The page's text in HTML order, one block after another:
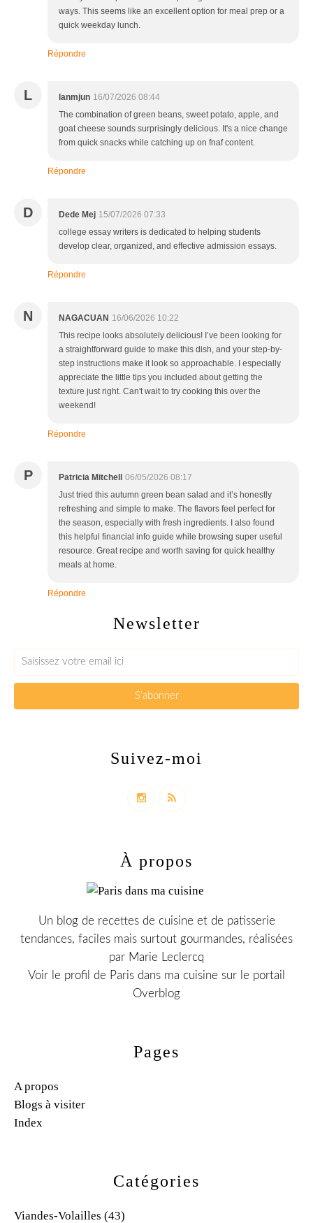
ways. This seems like an excellent option for meal prep or a
quick weekday lunch.
Répondre
L lanmjun 16/07/2026 08:44
The combination of green beans, sweet potato, apple, and
goat cheese sounds surprisingly delicious. It's a nice change
from quick snacks while catching up on fnaf content.
Répondre
D Dede Mej 15/07/2026 07:33
college essay writers is dedicated to helping students
develop clear, organized, and effective admission essays.
Répondre
N NAGACUAN 16/06/2026 10:22
This recipe looks absolutely delicious! I’ve been looking for
a straightforward guide to make this dish, and your step-by-
step instructions make it look so approachable. I especially
appreciate the little tips you included about getting the
texture just right. Can't wait to try cooking this over the
weekend!
Répondre
P Patricia Mitchell 06/05/2026 08:17
Just tried this autumn green bean salad and it’s honestly
refreshing and simple to make. The flavors feel perfect for
the season, especially with fresh ingredients. I also found
this helpful financial info guide while browsing super useful
resource. Great recipe and worth saving for quick healthy
meals at home.
Répondre
Newsletter
Catégories
Viandes-Volailles (43)
Pages
A propos
Blogs à visiter
Index
Suivez-moi
À propos
Un blog de recettes de cuisine et de patisserie
tendances, faciles mais surtout gourmandes, réalisées
par Marie Leclercq
Voir le profil de Paris dans ma cuisine sur le portail
Overblog